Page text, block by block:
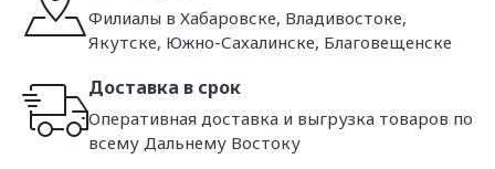
Филиалы в Хабаровске, Владивостоке,
Якутске, Южно-Сахалинске, Благовещенске
Доставка в срок
Оперативная доставка и выгрузка товаров по
всему Дальнему Востоку